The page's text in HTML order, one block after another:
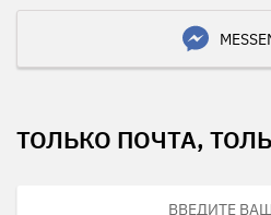
ТОЛЬКО ПОЧТА,